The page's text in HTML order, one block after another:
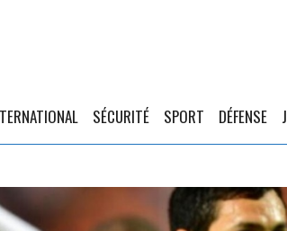
SÉCURITÉ SPORT DÉFENSE